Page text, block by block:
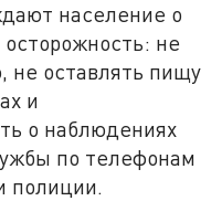
население о
не
не оставлять пищу
и
о наблюдениях
по телефонам
полиции.